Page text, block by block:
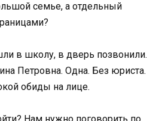
семье, а отдельный
в школу, в дверь позвонили.
Петровна. Одна. Без юриста.
обиды на лице.